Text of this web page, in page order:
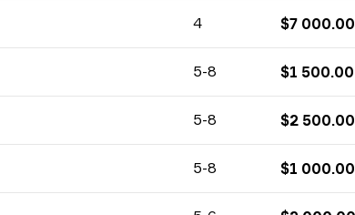
4 CS:GO
$7 000.00
5-8 CS:GO
$1 500.00
5-8 CS:GO
$2 500.00
5-8 CS:GO
$1 000.00